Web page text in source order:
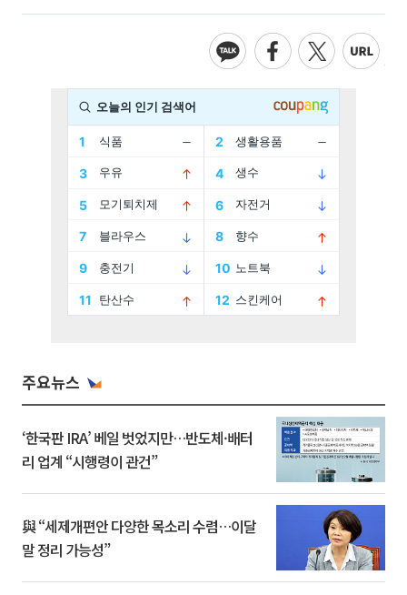
주요뉴스
‘한국판 IRA’ 베일 벗었지만…반도체·배터
리 업계 “시행령이 관건”
與 “세제개편안 다양한 목소리 수렴…이달
말 정리 가능성”